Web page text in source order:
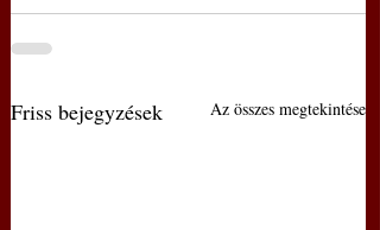
Friss bejegyzések Az összes megtekintése